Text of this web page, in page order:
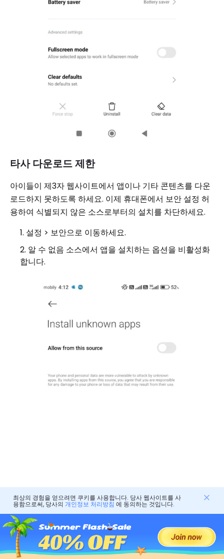
타사 다운로드 제한
아이들이 제3자 웹사이트에서 앱이나 기타 콘텐츠를 다운
로드하지 못하도록 하세요. 이제 휴대폰에서 보안 설정 허
용하여 식별되지 않은 소스로부터의 설치를 차단하세요.
설정 > 보안으로 이동하세요.
알 수 없음 소스에서 앱을 설치하는 옵션을 비활성화
합니다.
최상의 경험을 얻으려면 쿠키를 사용합니다. 당사 웹사이트를 사
용함으로써, 당사의 개인정보 처리방침 에 동의하는 것입니다.